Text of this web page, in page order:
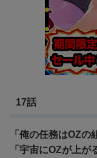
17話
「俺の任務はOZの
「宇宙にOZが上が